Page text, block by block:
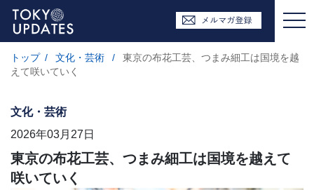
トップ / 文化・芸術 /
東京の布花工芸、つまみ細工は国境を越
えて咲いていく
文化・芸術
2026年03月27日
東京の布花工芸、つまみ細工は国境を越えて
咲いていく